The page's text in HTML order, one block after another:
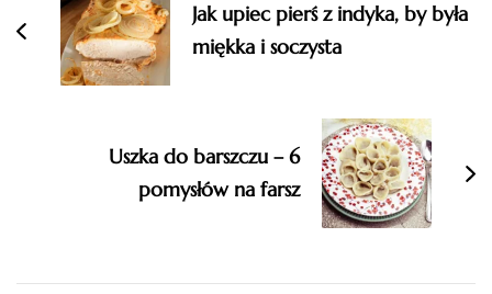
Jak upiec pierś z indyka, by była
miękka i soczysta
Uszka do barszczu – 6
pomysłów na farsz